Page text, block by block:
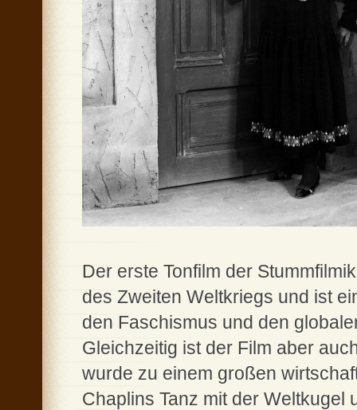
Der erste Tonfilm der
des Zweiten Weltkriegs und ist
den Faschismus und den
Gleichzeitig ist der Film aber
wurde zu einem großen
Chaplins Tanz mit der Weltkugel